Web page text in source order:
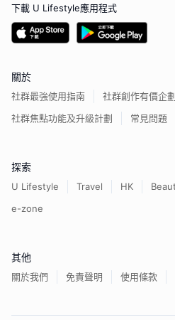
下載 U Lifestyle應用程式
關於
社群最強使用指南
社群創作有價企劃
社群焦點功能及升級計劃
常見問題
探索
U Lifestyle Travel HK
e-zone
其他
關於我們 免責聲明 使用條款